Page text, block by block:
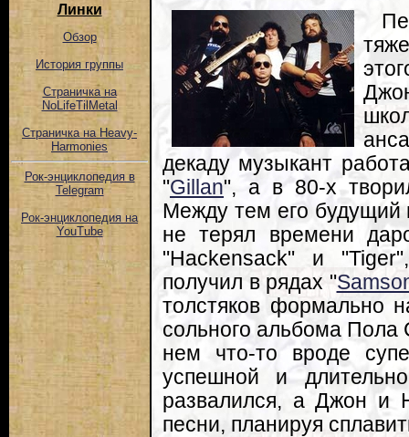
Линки
Обзор
История группы
Страничка на
NoLifeTilMetal
Страничка на Heavy-
Harmonies
Рок-энциклопедия в
Telegram
Рок-энциклопедия на
YouTube
декаду музыкант
"Gillan", а в 80-х
Между тем его будущий
не терял времени
"Hackensack" и
получил в рядах "
толстяков формально
сольного альбома Пола
нем что-то вроде
успешной и
развалился, а Джон и
песни, планируя